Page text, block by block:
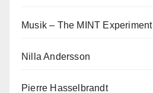
Musik – The MINT Experiment
Nilla Andersson
Pierre Hasselbrandt